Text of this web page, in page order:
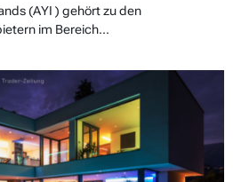
(AYI ) gehört zu den
im Bereich...